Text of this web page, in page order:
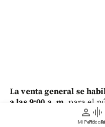
person
Mi Perfil
graphic_eq
La venta general se
a las 9:00 a. m. para el
realizaron el
a las primeras etapas